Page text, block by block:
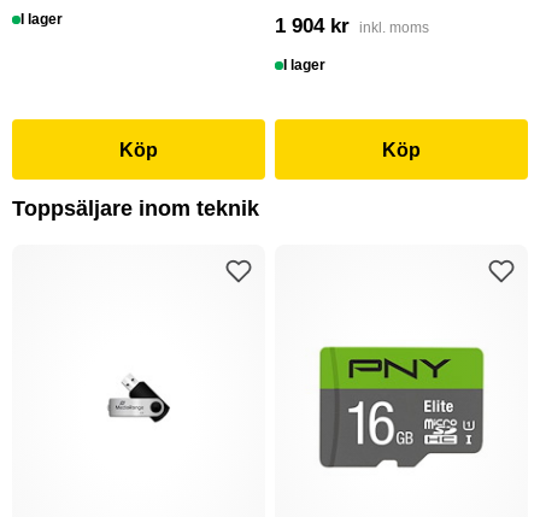
I lager
Köp
1 904 kr inkl. moms
I lager
Köp
Toppsäljare inom teknik